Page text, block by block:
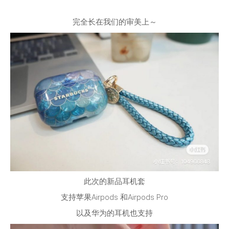
完全长在我们的审美上～
此次的新品耳机套
支持苹果Airpods 和Airpods Pro
以及华为的耳机也支持